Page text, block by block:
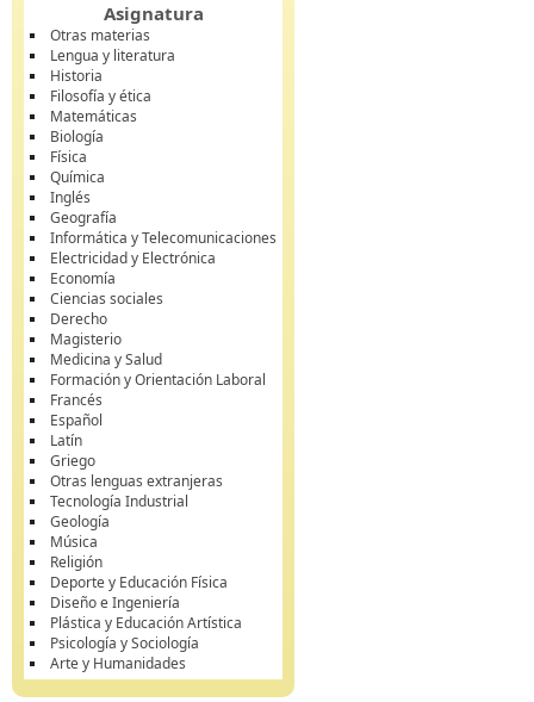
Asignatura
Otras materias
Lengua y literatura
Historia
Filosofía y ética
Matemáticas
Biología
Física
Química
Inglés
Geografía
Informática y Telecomunicaciones
Electricidad y Electrónica
Economía
Ciencias sociales
Derecho
Magisterio
Medicina y Salud
Formación y Orientación Laboral
Francés
Español
Latín
Griego
Otras lenguas extranjeras
Tecnología Industrial
Geología
Música
Religión
Deporte y Educación Física
Diseño e Ingeniería
Plástica y Educación Artística
Psicología y Sociología
Arte y Humanidades